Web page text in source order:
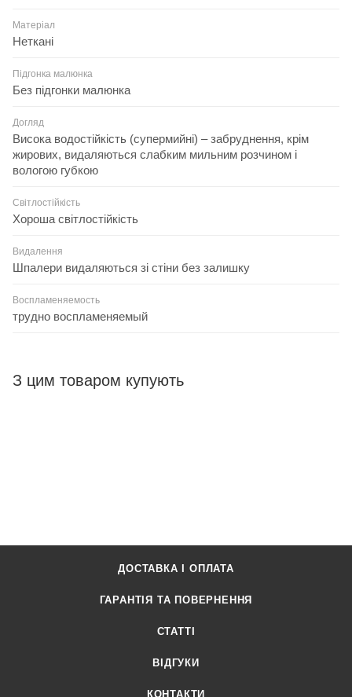
Матеріал
Неткані
Підгонка малюнка
Без підгонки малюнка
Догляд
Висока водостійкість (супермийні) – забруднення, крім
жирових, видаляються слабким мильним розчином і
вологою губкою
Світлостійкість
Хороша світлостійкість
Видалення
Шпалери видаляються зі стіни без залишку
Воспламеняемость
трудно воспламеняемый
З цим товаром купують
ДОСТАВКА І ОПЛАТА
ГАРАНТІЯ ТА ПОВЕРНЕННЯ
СТАТТІ
ВІДГУКИ
КОНТАКТИ